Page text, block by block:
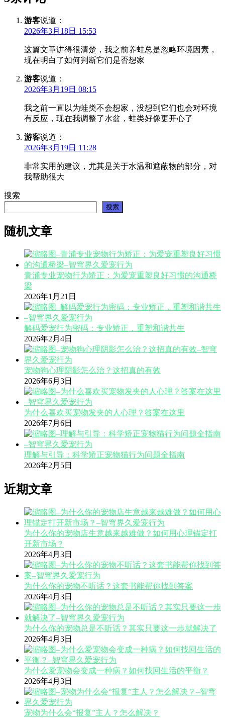
游客说道：
2026年3月18日 15:53
这篇文章讲得很清楚，我之前养蛙总是忽略环境因素，
现在明白了如何判断它们是否想家
游客说道：
2026年3月19日 08:15
我之前一直以为蛙类不会想家，没想到它们也会对环境
有反应，现在我调整了水盆，蛙类好像更开心了
游客说道：
2026年3月19日 11:28
非常实用的建议，尤其是关于水温和遮蔽物的部分，对
我帮助很大
搜索
搜索
随机文章
青浦专业宠物行为矫正：为爱宠重塑良好习惯的沟通桥
梁
2026年1月21日
解码爱宠行为密码：专业矫正，重塑和谐共生
2026年2月4日
宠物狗心理阴影怎么治？这招真的有效
2026年6月3日
为什么喜欢买宠物发夹的人心理？答案在这里
2026年7月6日
理解与引导：科学矫正宠物猫行为问题全指南
2026年2月5日
近期文章
为什么你的宠物店生意越来越难做？如何用心理锚定打
开新市场？
2026年4月3日
为什么你的宠物不听话？这套书能帮你找到答案
2026年4月3日
为什么你的宠物总是不听话？其实只要这一步就解决了
2026年4月3日
为什么爱宠物会变成一种病？如何找回生活的平衡？
2026年4月3日
宠物为什么会“报复”主人？怎么解决？